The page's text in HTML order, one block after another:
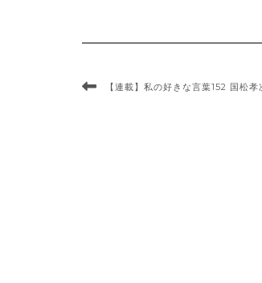
【連載】私の好きな言葉152 国松